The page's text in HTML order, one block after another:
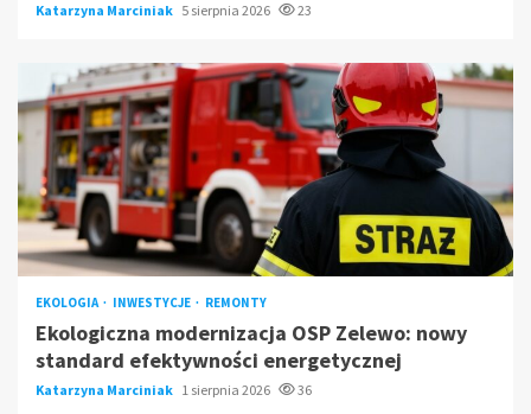
Katarzyna Marciniak 5 sierpnia 2026 23
EKOLOGIA INWESTYCJE REMONTY
Ekologiczna modernizacja OSP Zelewo: nowy
standard efektywności energetycznej
Katarzyna Marciniak 1 sierpnia 2026 36